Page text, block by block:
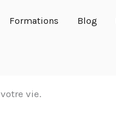
Formations Blog
vie.